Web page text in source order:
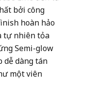
bởi công
hoàn hảo
tự nhiên tỏa
Semi-glow
dễ dàng tán
một viên